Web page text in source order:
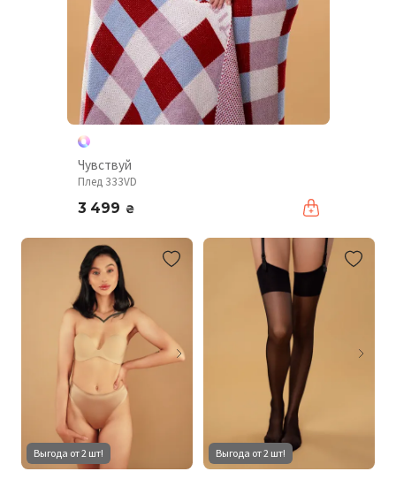
Чувствуй
Плед 333VD
3 499 ₴
Выгода от 2 шт! Выгода от 2 шт!